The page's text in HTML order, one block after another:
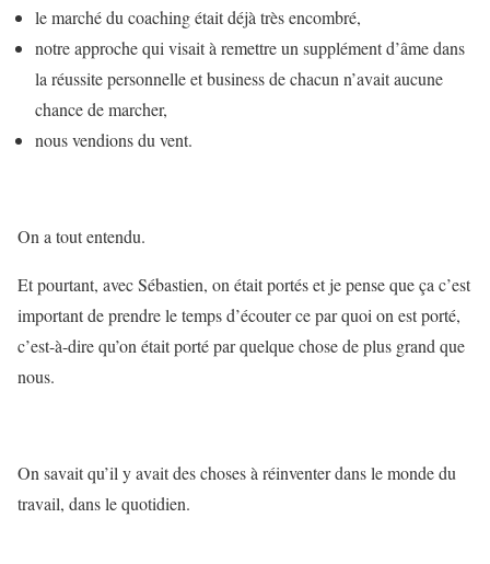
le marché du coaching était déjà très encombré,
notre approche qui visait à remettre un supplément d’âme dans
la réussite personnelle et business de chacun n’avait aucune
chance de marcher,
nous vendions du vent.
On a tout entendu.
Et pourtant, avec Sébastien, on était portés et je pense que ça c’est
important de prendre le temps d’écouter ce par quoi on est porté,
c’est-à-dire qu’on était porté par quelque chose de plus grand que
nous.
On savait qu’il y avait des choses à réinventer dans le monde du
travail, dans le quotidien.